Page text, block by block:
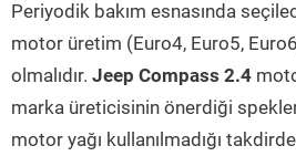
Periyodik bakım esnasında
motor üretim (Euro4, Euro5,
olmalıdır. Jeep Compass 2.4
marka üreticisinin önerdiği
motor yağı kullanılmadığı